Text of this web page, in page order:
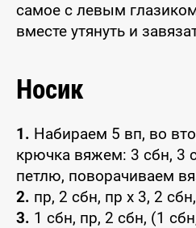
самое с левым
вместе утянуть и
Носик
1. Набираем 5 вп, во
крючка вяжем: 3 сбн, 3
петлю, поворачиваем
2. пр, 2 сбн, пр x 3, 2
3. 1 сбн, пр, 2 сбн, (1